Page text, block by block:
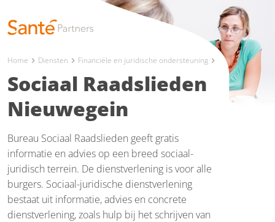
Home chevron_right Diensten chevron_right Financiële en juridische ondersteuning chevron_right
Sociaal Raadslieden
Nieuwegein
Bureau Sociaal Raadslieden geeft gratis
informatie en advies op een breed sociaal-
juridisch terrein. De dienstverlening is voor alle
burgers. Sociaal-juridische dienstverlening
bestaat uit informatie, advies en concrete
dienstverlening, zoals hulp bij het schrijven van